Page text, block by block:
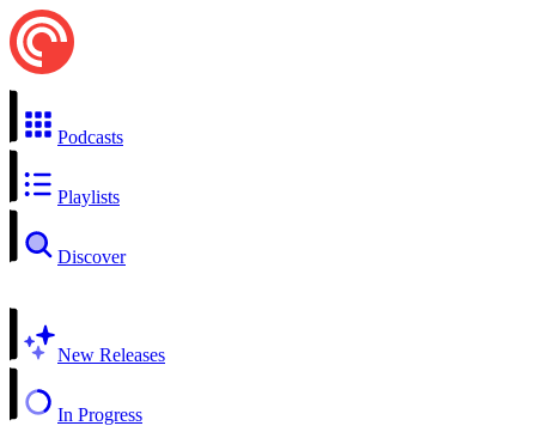
Podcasts
Playlists
Discover
New Releases
In Progress